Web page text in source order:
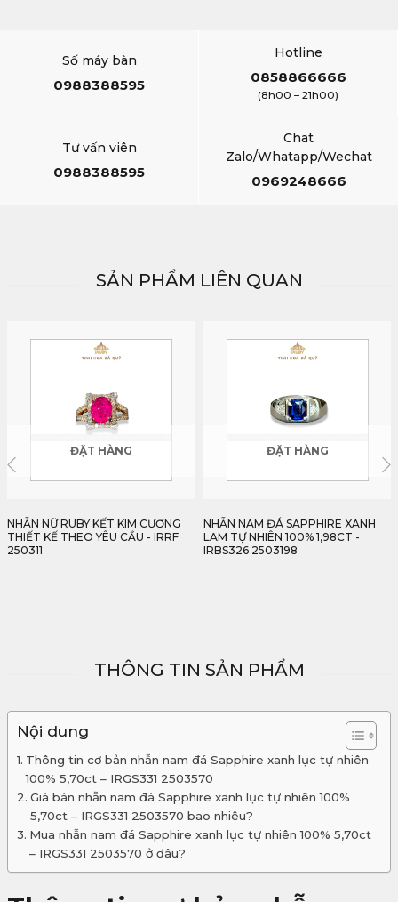
Số máy bàn
0988388595
Hotline
0858866666
(8h00 – 21h00)
Tư vấn viên
0988388595
Chat
Zalo/Whatapp/Wechat
0969248666
SẢN PHẨM LIÊN QUAN
ĐẶT HÀNG
NHẪN NAM ĐÁ SAPPHIRE XANH
LAM TỰ NHIÊN 100% 1,98CT -
IRBS326 2503198
ĐẶT HÀNG
NHẪN NỮ RUBY SAO TỰ NHIÊN
100% KẾT KIM CƯƠNG 1,80CT -
IRSR289 2502180
THÔNG TIN SẢN PHẨM
Nội dung
Thông tin cơ bản nhẫn nam đá Sapphire xanh lục tự nhiên
100% 5,70ct – IRGS331 2503570
Giá bán nhẫn nam đá Sapphire xanh lục tự nhiên 100%
5,70ct – IRGS331 2503570 bao nhiêu?
Mua nhẫn nam đá Sapphire xanh lục tự nhiên 100% 5,70ct
– IRGS331 2503570 ở đâu?